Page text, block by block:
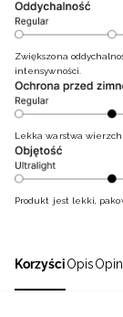
KorzyściOpis
Zwiększona
intensywności.
Lekka warstwa
Produkt jest lekki,